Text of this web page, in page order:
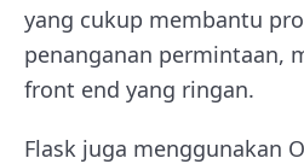
yang cukup membantu
penanganan permintaan,
front end yang ringan.
Flask juga menggunakan